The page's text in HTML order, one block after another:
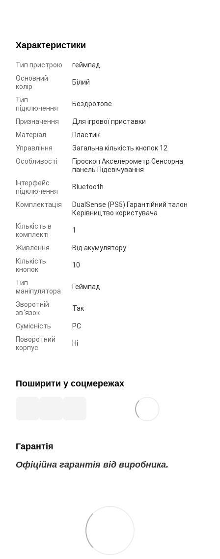
Характеристики
Тип пристрою
геймпад
Основний
колір
Білий
Тип
підключення
Бездротове
Призначення
Для ігрової приставки
Матеріал
Пластик
Управління
Загальна кількість кнопок 12
Особливості
Гіроскоп Акселерометр Сенсорна
панель Підсвічування
Інтерфейс
підключення
Bluetooth
Комплектація
DualSense (PS5) Гарантійний талон
Керівництво користувача
Кількість в
комплекті
1
Живлення
Від акумулятору
Кількість
кнопок
10
Тип
маніпулятора
Геймпад
Зворотній
зв`язок
Так
Сумісність
PC
Поворотний
корпус
Ні
Поширити у соцмережах
Гарантія
Офіційна гарантія від виробника.